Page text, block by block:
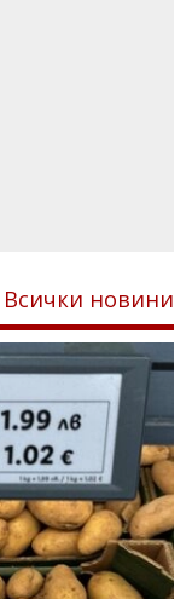
Всички новини